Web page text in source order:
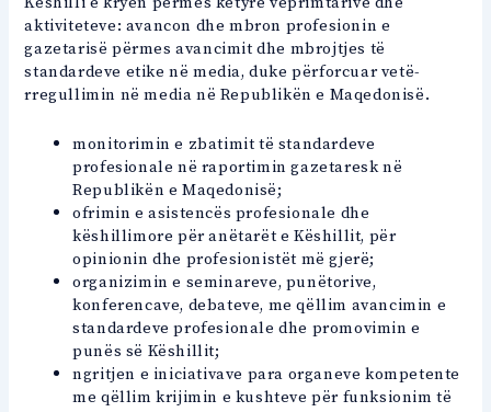
aktiviteteve: avancon dhe mbron profesionin e
gazetarisë përmes avancimit dhe mbrojtjes të
standardeve etike në media, duke përforcuar vetë-
rregullimin në media në Republikën e Maqedonisë.
monitorimin e zbatimit të standardeve
profesionale në raportimin gazetaresk në
Republikën e Maqedonisë;
ofrimin e asistencës profesionale dhe
këshillimore për anëtarët e Këshillit, për
opinionin dhe profesionistët më gjerë;
organizimin e seminareve, punëtorive,
konferencave, debateve, me qëllim avancimin e
standardeve profesionale dhe promovimin e
punës së Këshillit;
ngritjen e iniciativave para organeve kompetente
me qëllim krijimin e kushteve për funksionim të